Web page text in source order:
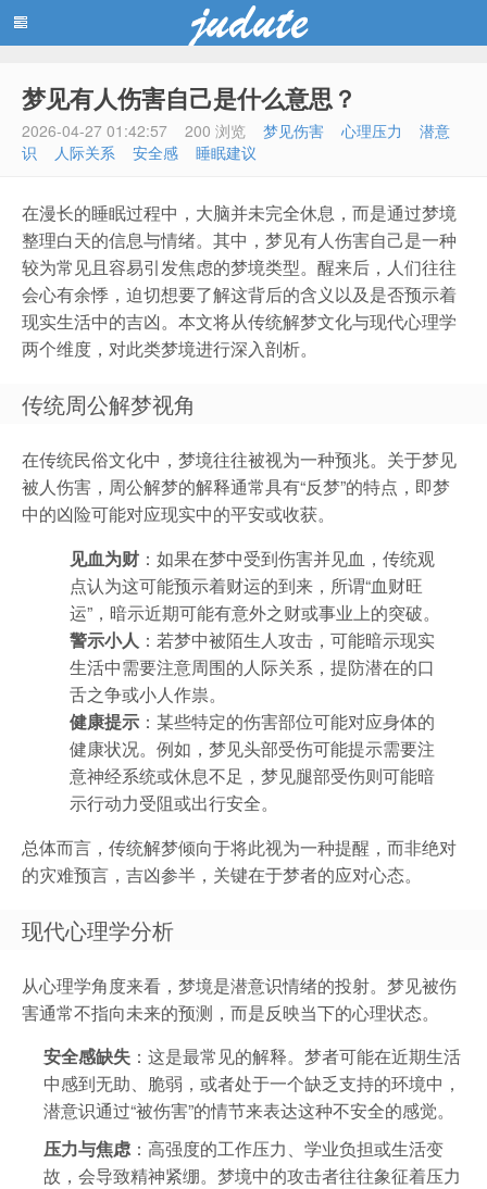
蓝黑博客主题
梦见有人伤害自己是什么意思？
2026-04-27 01:42:57 200 浏览 梦见伤害 心理压力
潜意
识
人际关系 安全感 睡眠建议
在漫长的睡眠过程中，大脑并未完全休息，而是通过梦境
整理白天的信息与情绪。其中，梦见有人伤害自己是一种
较为常见且容易引发焦虑的梦境类型。醒来后，人们往往
会心有余悸，迫切想要了解这背后的含义以及是否预示着
现实生活中的吉凶。本文将从传统解梦文化与现代心理学
两个维度，对此类梦境进行深入剖析。
传统周公解梦视角
在传统民俗文化中，梦境往往被视为一种预兆。关于梦见
被人伤害，周公解梦的解释通常具有“反梦”的特点，即梦
中的凶险可能对应现实中的平安或收获。
见血为财 ：如果在梦中受到伤害并见血，传统观
点认为这可能预示着财运的到来，所谓“血财旺
运”，暗示近期可能有意外之财或事业上的突破。
警示小人 ：若梦中被陌生人攻击，可能暗示现实
生活中需要注意周围的人际关系，提防潜在的口
舌之争或小人作祟。
健康提示 ：某些特定的伤害部位可能对应身体的
健康状况。例如，梦见头部受伤可能提示需要注
意神经系统或休息不足，梦见腿部受伤则可能暗
示行动力受阻或出行安全。
总体而言，传统解梦倾向于将此视为一种提醒，而非绝对
的灾难预言，吉凶参半，关键在于梦者的应对心态。
现代心理学分析
从心理学角度来看，梦境是潜意识情绪的投射。梦见被伤
害通常不指向未来的预测，而是反映当下的心理状态。
安全感缺失 ：这是最常见的解释。梦者可能在近期生活
中感到无助、脆弱，或者处于一个缺乏支持的环境中，
潜意识通过“被伤害”的情节来表达这种不安全的感觉。
压力与焦虑：高强度的工作压力、学业负担或生活变
故，会导致精神紧绷。梦境中的攻击者往往象征着压力